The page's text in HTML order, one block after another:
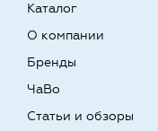
Каталог
О компании
Бренды
ЧаВо
Статьи и обзоры